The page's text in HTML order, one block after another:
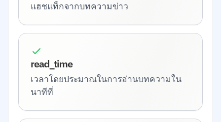
แฮชแท็กจากบทความข่าว
read_time
เวลาโดยประมาณในการอ่านบทความใน
นาทีที่